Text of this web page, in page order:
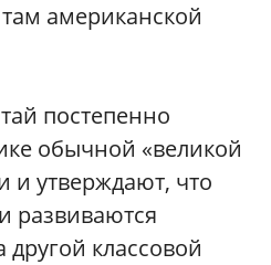
американской
постепенно
обычной «великой
и утверждают, что
развиваются
классовой